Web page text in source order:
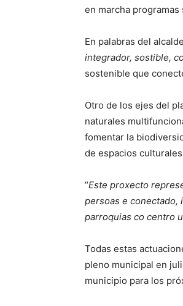
en marcha
En palabras del
integrador, sostible,
sostenible que
Otro de los ejes del
naturales
fomentar la
de espacios
“Este proxecto
persoas e conectado,
parroquias co centro
Todas estas
pleno municipal en
municipio para los